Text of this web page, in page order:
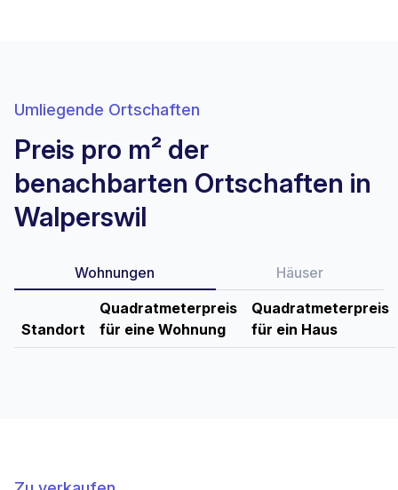
Umliegende Ortschaften
Preis pro m² der
benachbarten Ortschaften in
Walperswil
Wohnungen Häuser
Standort
Quadratmeterpreis
für eine Wohnung
Quadratmeterpreis
für ein Haus